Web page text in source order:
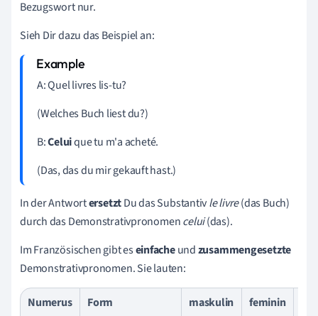
Bezugswort nur.
Sieh Dir dazu das Beispiel an:
A: Quel livres lis-tu?
(Welches Buch liest du?)
B:Celuiquetu m'a acheté.
(Das, das du mir gekauft hast.)
In der AntwortersetztDu dasSubstantivle livre(das Buch)
durch das Demonstrativpronomencelui(das).
Im Französischen gibt eseinfacheundzusammengesetzte
Demonstrativpronomen. Sie lauten:
Numerus Form maskulin feminin